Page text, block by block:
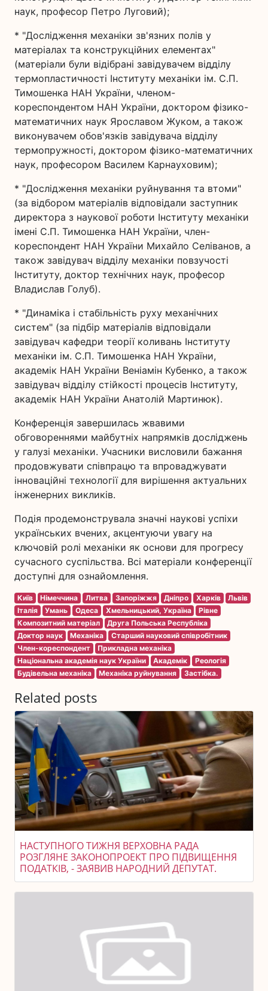
наук, професор Петро Луговий);
* "Дослідження механіки зв'язних полів у
матеріалах та конструкційних елементах"
(матеріали були відібрані завідувачем відділу
термопластичності Інституту механіки ім. С.П.
Тимошенка НАН України, членом-
кореспондентом НАН України, доктором фізико-
математичних наук Ярославом Жуком, а також
виконувачем обов'язків завідувача відділу
термопружності, доктором фізико-математичних
наук, професором Василем Карнауховим);
* "Дослідження механіки руйнування та втоми"
(за відбором матеріалів відповідали заступник
директора з наукової роботи Інституту механіки
імені С.П. Тимошенка НАН України, член-
кореспондент НАН України Михайло Селіванов, а
також завідувач відділу механіки повзучості
Інституту, доктор технічних наук, професор
Владислав Голуб).
* "Динаміка і стабільність руху механічних
систем" (за підбір матеріалів відповідали
завідувач кафедри теорії коливань Інституту
механіки ім. С.П. Тимошенка НАН України,
академік НАН України Веніамін Кубенко, а також
завідувач відділу стійкості процесів Інституту,
академік НАН України Анатолій Мартинюк).
Конференція завершилась жвавими
обговореннями майбутніх напрямків досліджень
у галузі механіки. Учасники висловили бажання
продовжувати співпрацю та впроваджувати
інноваційні технології для вирішення актуальних
інженерних викликів.
Подія продемонструвала значні наукові успіхи
українських вчених, акцентуючи увагу на
ключовій ролі механіки як основи для прогресу
сучасного суспільства. Всі матеріали конференції
доступні для ознайомлення.
Київ Німеччина Литва Запоріжжя Дніпро Харків
Львів
Італія
Умань Одеса Хмельницький, Україна
Рівне
Композитний матеріал
Друга Польська Республіка
Доктор наук
Механіка
Старший науковий співробітник
Член-кореспондент
Прикладна механіка
Національна академія наук України
Академік
Реологія
Будівельна механіка
Механіка руйнування Застібка.
Related posts
НАСТУПНОГО ТИЖНЯ ВЕРХОВНА РАДА
РОЗГЛЯНЕ ЗАКОНОПРОЕКТ ПРО ПІДВИЩЕННЯ
ПОДАТКІВ, - ЗАЯВИВ НАРОДНИЙ ДЕПУТАТ.